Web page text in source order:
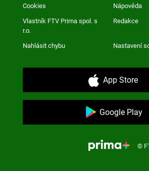
Cookies Nápověda
Vlastník FTV Prima spol. s
r.o.
Redakce
Nahlásit chybu Nastavení
App Store
Google Play
©